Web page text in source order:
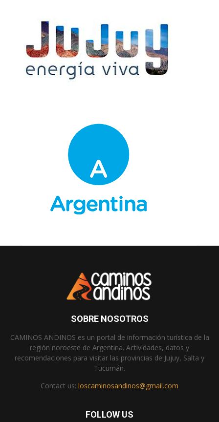
SOBRE NOSOTROS
CAMINOS ANDINOS es un portal de información turística de la
región noroeste de Argentina. Actividades, datos y
recomendaciones para visitar las provincias de Jujuy, Salta y
Tucumán.
Contact us: loscaminosandinos@gmail.com
FOLLOW US